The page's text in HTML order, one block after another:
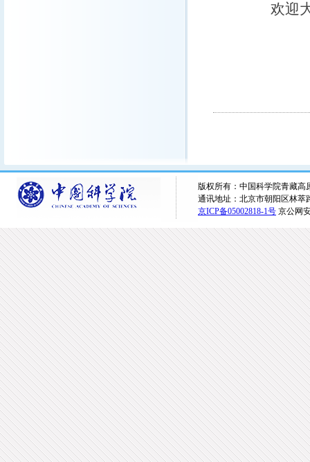
欢迎
版权所有：中国科学院青藏高
通讯地址：北京市朝阳区林萃
京ICP备05002818-1号 京公网